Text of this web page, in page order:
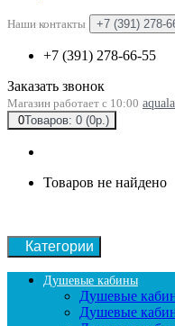
Наши контакты +7 (391) 278-
+7 (391) 278-66-55
Заказать звонок
Магазин работает с 10:00
0Товаров: 0 (0р.)
Товаров не найдено
Категории
Душевые кабины
Душевые
Душевые